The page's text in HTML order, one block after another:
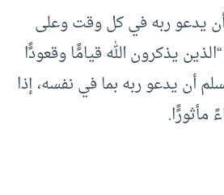
يدعو ربه في كل وقت وعلى
يذكرون الله قيامًًا وقعودًًا
أن يدعو ربه بما في نفسه، إذا
مأثورًًا.